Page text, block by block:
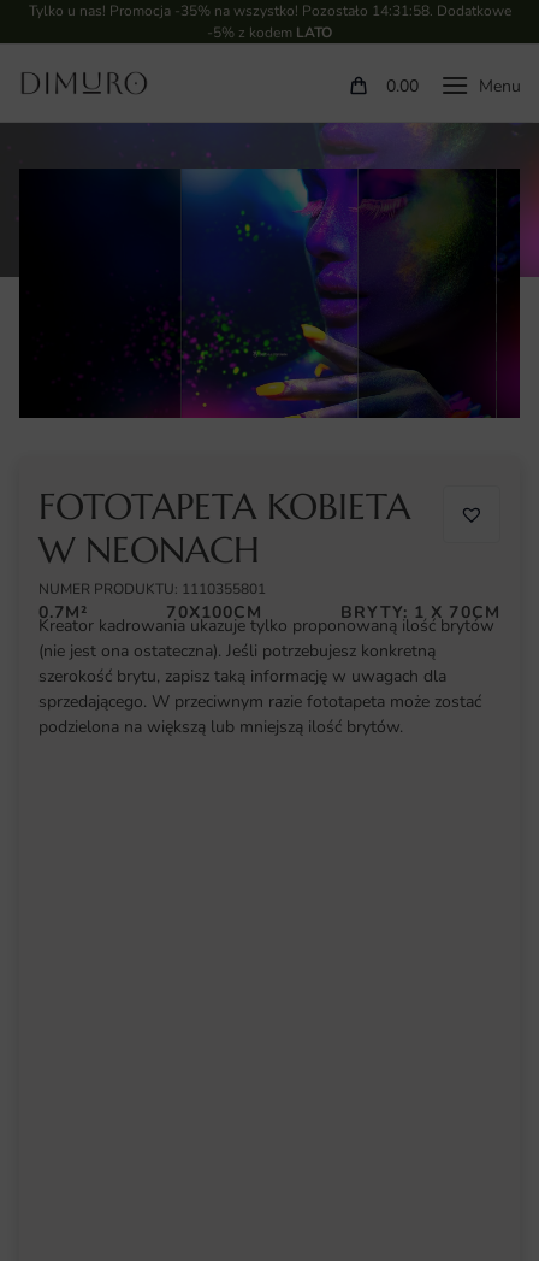
Tylko u nas! Promocja -35% na wszystko! Pozostało 14:31:57. Dodatkowe
-5% z kodem LATO
0.00
FOTOTAPETA KOBIETA
W NEONACH
NUMER PRODUKTU: 1110355801
0.7M² 70X100CM BRYTY: 1 X 70CM
Kreator kadrowania ukazuje tylko proponowaną ilość brytów
(nie jest ona ostateczna). Jeśli potrzebujesz konkretną
szerokość brytu, zapisz taką informację w uwagach dla
sprzedającego. W przeciwnym razie fototapeta może zostać
podzielona na większą lub mniejszą ilość brytów.